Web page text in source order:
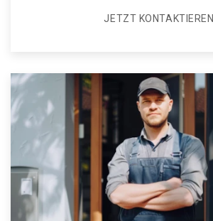
JETZT KONTAKTIEREN